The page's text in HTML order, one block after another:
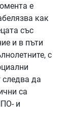
е
как
със
и в пъти
с
да
са
и